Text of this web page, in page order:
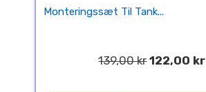
Monteringssæt Til Tank...
139,00 kr 122,00 kr